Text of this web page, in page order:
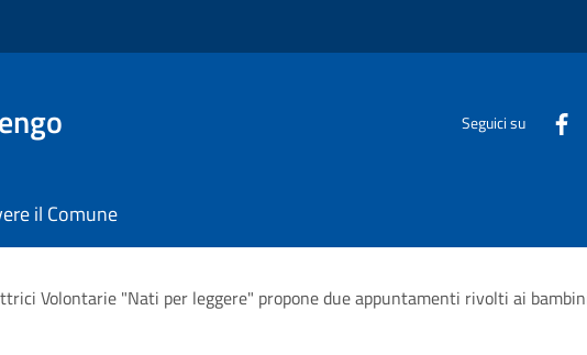
Seguici su
il Comune
Volontarie "Nati per leggere" propone due appuntamenti rivolti ai